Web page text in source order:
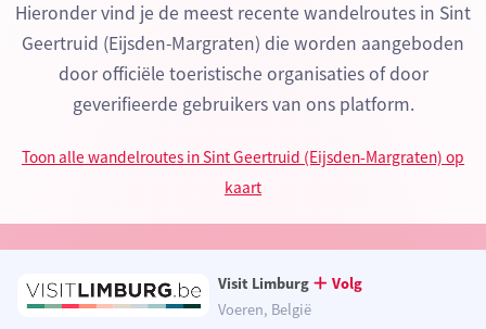
Hieronder vind je de meest recente wandelroutes in Sint
Geertruid (Eijsden-Margraten) die worden aangeboden
door officiële toeristische organisaties of door
geverifieerde gebruikers van ons platform.
Toon alle wandelroutes in Sint Geertruid (Eijsden-Margraten) op
kaart
Visit Limburg
Volg
Voeren, België